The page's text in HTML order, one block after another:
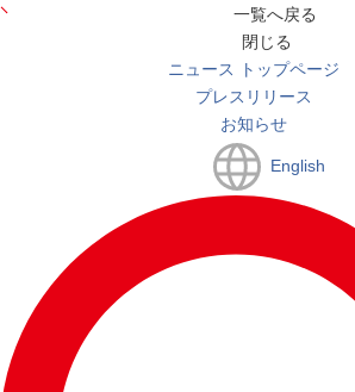
一覧へ戻る
閉じる
ニュース トップページ
プレスリリース
お知らせ
English